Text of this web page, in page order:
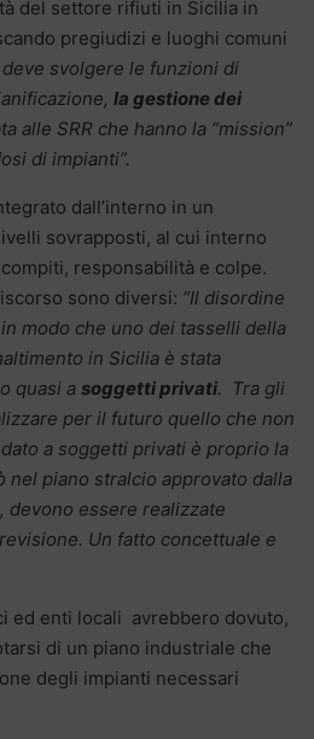
del settore rifiuti in Sicilia in
pregiudizi e luoghi comuni
deve svolgere le funzioni di
la gestione dei
alle SRR che hanno la “mission”
di impianti”.
dall’interno in un
sovrapposti, al cui interno
responsabilità e colpe.
sono diversi: “Il disordine
modo che uno dei tasselli della
in Sicilia è stata
quasi a soggetti privati. Tra gli
per il futuro quello che non
a soggetti privati è proprio la
nel piano stralcio approvato dalla
devono essere realizzate
Un fatto concettuale e
ed enti locali avrebbero dovuto,
di un piano industriale che
degli impianti necessari